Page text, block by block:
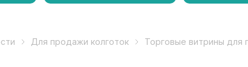
Для продажи колготок Торговые витрины для